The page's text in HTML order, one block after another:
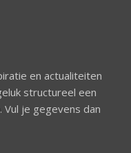
en actualiteiten
structureel een
je gegevens dan